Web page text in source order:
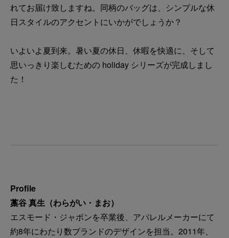
れてお届け致しますね。同柄のバッグは、シンプルな休
日スタイルのアクセントにいかがでしょうか？
いよいよ夏到来。暑い夏の休日、休暇を快適に、そして
思いっきり楽しむための holiday シリーズが完成しまし
た！
Profile
藁谷 真生（わらがい・まお）
エスモード・ジャポンを卒業後、アパレルメーカーにて
約8年にわたり数ブランドのデザインを担当。2011年、